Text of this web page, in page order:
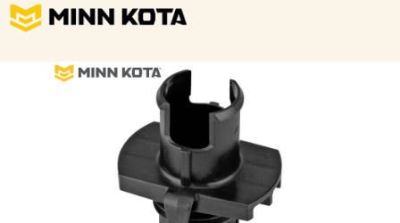
Bildergalerie überspringen